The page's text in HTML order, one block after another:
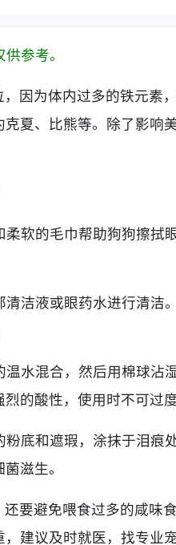
参考。
因为体内过多的铁元素
夏、比熊等。除了影响
软的毛巾帮助狗狗擦拭
洁液或眼药水进行清洁
水混合，然后用棉球沾
的酸性，使用时不可过度
底和遮瑕，涂抹于泪痕
滋生。
要避免喂食过多的咸味
建议及时就医，找专业